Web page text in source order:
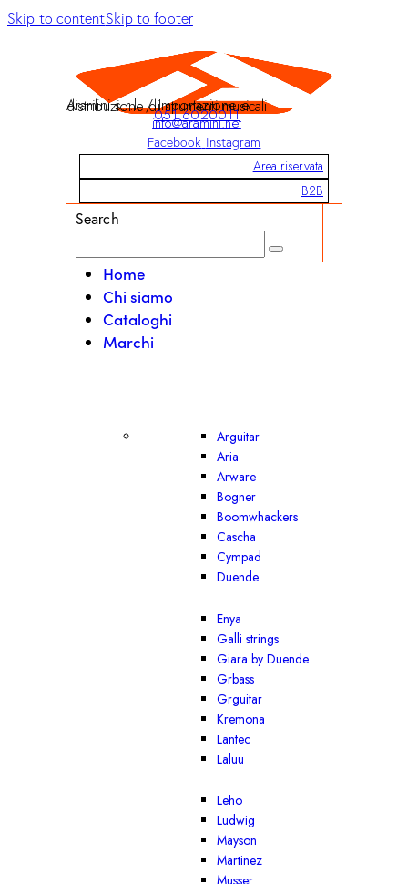
Skip to contentSkip to footer
Aramini s.r.l. / Importazione e distribuzione di strumenti musicali
051 6020011
info@aramini.net
Facebook Instagram
Area riservata
B2B
Search
Home
Chi siamo
Cataloghi
Marchi
Arguitar
Aria
Arware
Bogner
Boomwhackers
Cascha
Cympad
Duende
Enya
Galli strings
Giara by Duende
Grbass
Grguitar
Kremona
Lantec
Laluu
Leho
Ludwig
Mayson
Martinez